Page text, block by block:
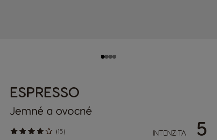
ESPRESSO
Jemné a ovocné
INTENZITA 5
(15)